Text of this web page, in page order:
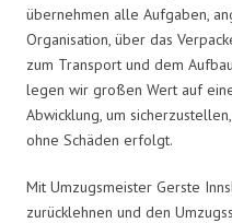
übernehmen alle Aufgaben,
Organisation, über das
zum Transport und dem
legen wir großen Wert auf
Abwicklung, um
ohne Schäden erfolgt.
Mit Umzugsmeister Gerste
zurücklehnen und den